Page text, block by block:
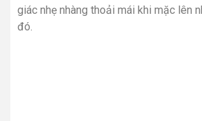
giác nhẹ nhàng thoải mái khi mặc lên
đó.